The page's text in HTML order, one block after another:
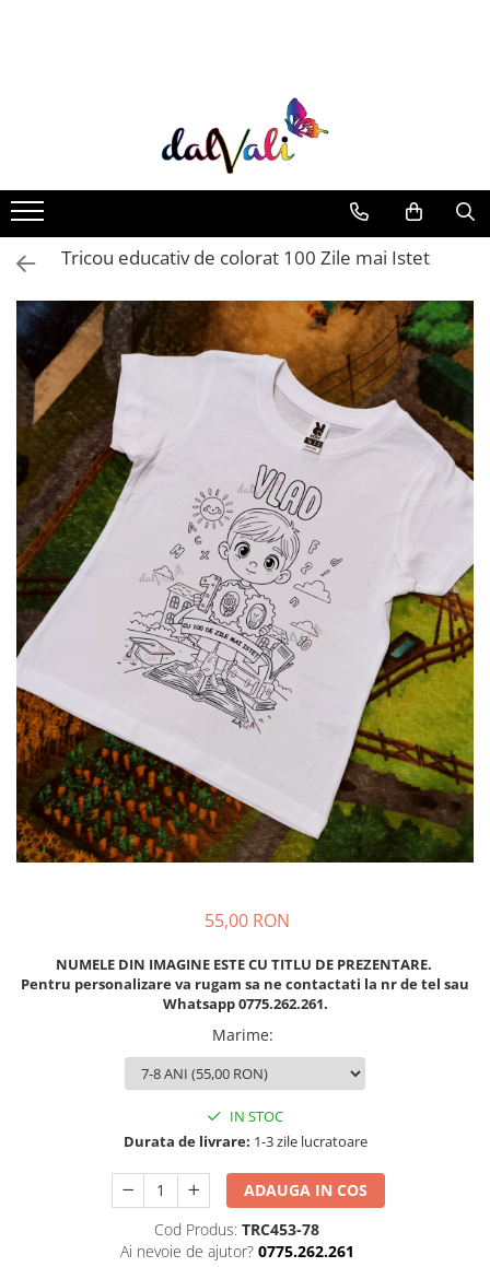
CARIOCI
Tricou educativ de colorat 100 Zile mai Istet
55,00 RON
NUMELE DIN IMAGINE ESTE CU TITLU DE PREZENTARE.
Pentru personalizare va rugam sa ne contactati la nr de tel sau
Whatsapp 0775.262.261.
Marime:
IN STOC
Durata de livrare: 1-3 zile lucratoare
ADAUGA IN COS
Cod Produs: TRC453-78
Ai nevoie de ajutor? 0775.262.261